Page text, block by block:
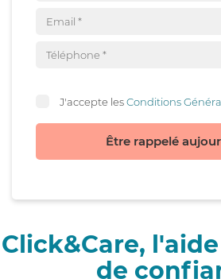
J'accepte lesConditions
Être rappelé
Click&Care,
de